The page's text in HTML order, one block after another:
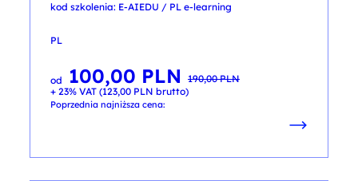
kod szkolenia: E-AIEDU / PL e-learning
PL
od 190,00PLN
Pierwotna
cena
wynosiła:
190,00 PLN.
100,00 PLN
Aktualna
cena
wynosi:
100,00 PLN.
+ 23% VAT (123,00 PLN brutto)
Poprzednia najniższa cena: